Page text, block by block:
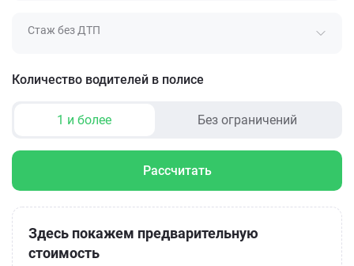
Стаж без ДТП
Количество водителей в полисе
1 и более Без ограничений
Рассчитать
Здесь покажем предварительную
стоимость